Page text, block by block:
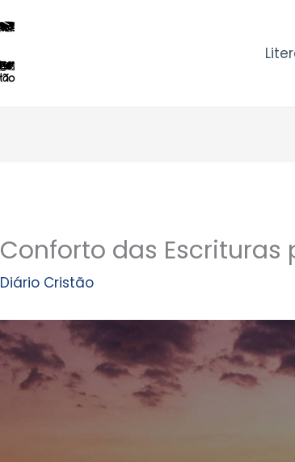
Conforto das Escrituras
Diário Cristão